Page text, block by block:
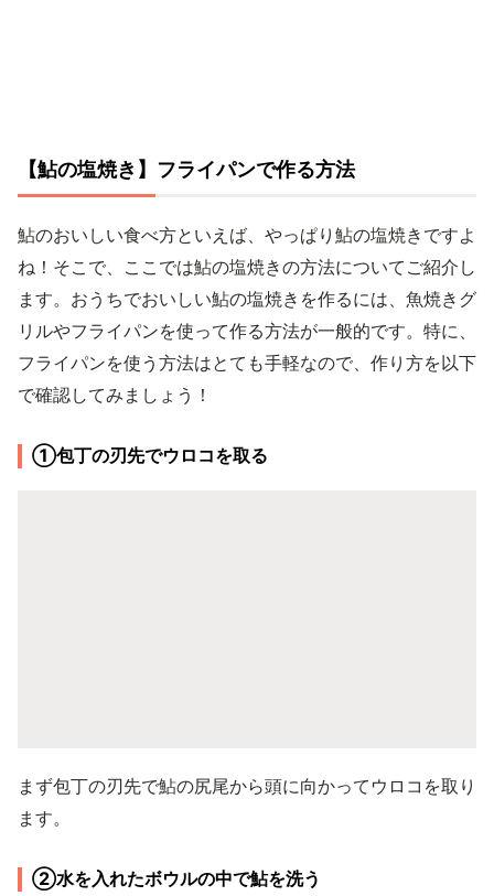
【鮎の塩焼き】フライパンで作る方法
鮎のおいしい食べ方といえば、やっぱり鮎の塩焼きですよ
ね！そこで、ここでは鮎の塩焼きの方法についてご紹介し
ます。おうちでおいしい鮎の塩焼きを作るには、魚焼きグ
リルやフライパンを使って作る方法が一般的です。特に、
フライパンを使う方法はとても手軽なので、作り方を以下
で確認してみましょう！
①包丁の刃先でウロコを取る
まず包丁の刃先で鮎の尻尾から頭に向かってウロコを取り
ます。
②水を入れたボウルの中で鮎を洗う